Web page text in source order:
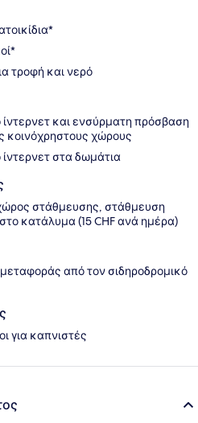
τροφή και νερό
και ενσύρματη πρόσβαση
κοινόχρηστους χώρους
στα δωμάτια
στάθμευσης, στάθμευση
κατάλυμα (15 CHF ανά ημέρα)
από τον σιδηροδρομικό
για καπνιστές